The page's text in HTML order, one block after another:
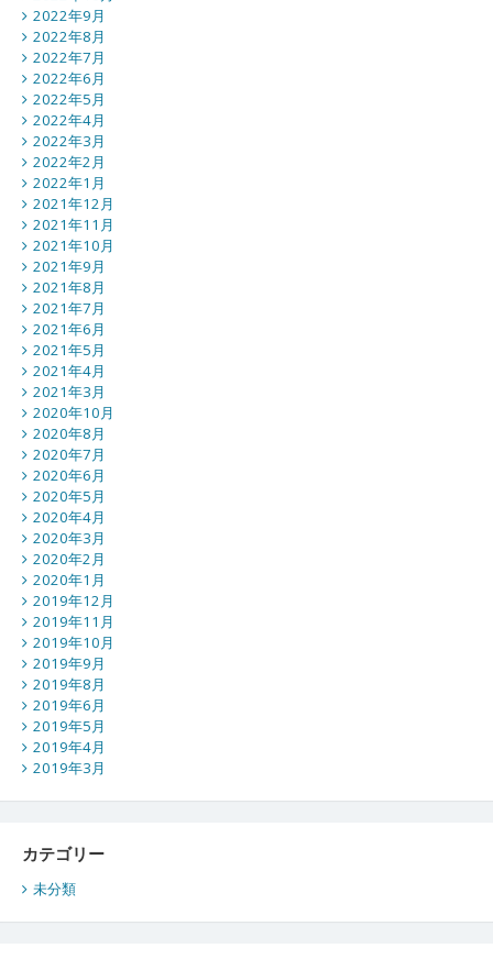
2022年9月
2022年8月
2022年7月
2022年6月
2022年5月
2022年4月
2022年3月
2022年2月
2022年1月
2021年12月
2021年11月
2021年10月
2021年9月
2021年8月
2021年7月
2021年6月
2021年5月
2021年4月
2021年3月
2020年10月
2020年8月
2020年7月
2020年6月
2020年5月
2020年4月
2020年3月
2020年2月
2020年1月
2019年12月
2019年11月
2019年10月
2019年9月
2019年8月
2019年6月
2019年5月
2019年4月
2019年3月
カテゴリー
未分類